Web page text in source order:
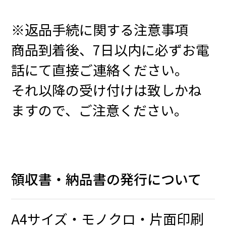
※返品手続に関する注意事項
商品到着後、7日以内に必ずお電
話にて直接ご連絡ください。
それ以降の受け付けは致しかね
ますので、ご注意ください。
領収書・納品書の発行について
A4サイズ・モノクロ・片面印刷